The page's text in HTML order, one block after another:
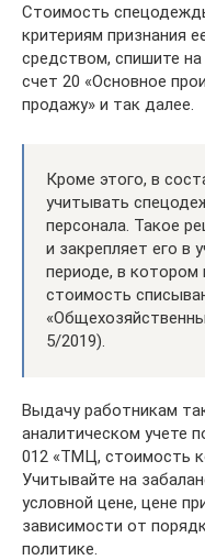
Стоимость
критериям признания
средством, спишите на
счет 20 «Основное
продажу» и так далее.
Кроме этого, в
учитывать
персонала. Такое
и закрепляет его в
периоде, в котором
стоимость
5/2019).
Выдачу работникам
аналитическом учете
012 «ТМЦ, стоимость
Учитывайте на
условной цене, цене
зависимости от
политике.